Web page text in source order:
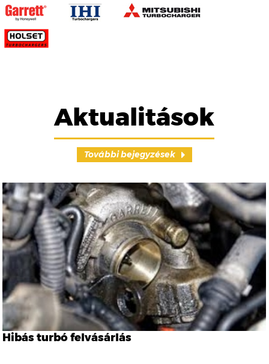
Aktualitások
További bejegyzések
Hibás turbó felvásárlás